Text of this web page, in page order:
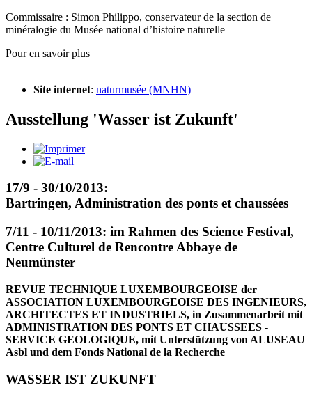
Commissaire : Simon Philippo, conservateur de la section de
minéralogie du Musée national d’histoire naturelle
Pour en savoir plus
Site internet: naturmusée (MNHN)
Ausstellung 'Wasser ist Zukunft'
17/9 - 30/10/2013:
Bartringen, Administration des ponts et chaussées
7/11 - 10/11/2013: im Rahmen des Science Festival,
Centre Culturel de Rencontre Abbaye de
Neumünster
REVUE TECHNIQUE LUXEMBOURGEOISE der
ASSOCIATION LUXEMBOURGEOISE DES INGENIEURS,
ARCHITECTES ET INDUSTRIELS, in Zusammenarbeit mit
ADMINISTRATION DES PONTS ET CHAUSSEES -
SERVICE GEOLOGIQUE, mit Unterstützung von ALUSEAU
Asbl und dem Fonds National de la Recherche
WASSER IST ZUKUNFT